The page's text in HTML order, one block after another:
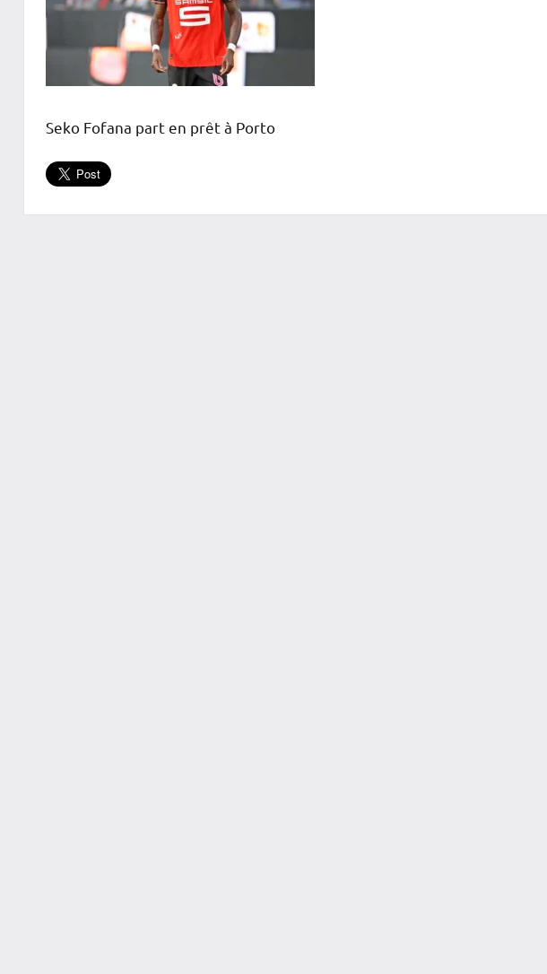
Seko Fofana part en prêt à Porto